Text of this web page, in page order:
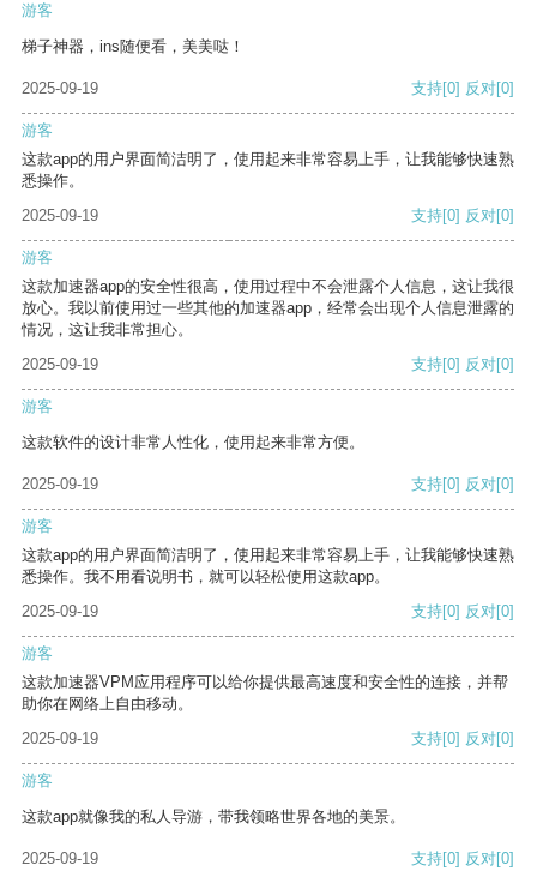
游客
梯子神器，ins随便看，美美哒！
2025-09-19 支持[0] 反对[0]
游客
这款app的用户界面简洁明了，使用起来非常容易上手，让我能够快速熟
悉操作。
2025-09-19
支持[0] 反对[0]
游客
这款加速器app的安全性很高，使用过程中不会泄露个人信息，这让我很
放心。我以前使用过一些其他的加速器app，经常会出现个人信息泄露的
情况，这让我非常担心。
2025-09-19
支持[0] 反对[0]
游客
这款软件的设计非常人性化，使用起来非常方便。
2025-09-19 支持[0] 反对[0]
游客
这款app的用户界面简洁明了，使用起来非常容易上手，让我能够快速熟
悉操作。我不用看说明书，就可以轻松使用这款app。
2025-09-19
支持[0] 反对[0]
游客
这款加速器VPM应用程序可以给你提供最高速度和安全性的连接，并帮
助你在网络上自由移动。
2025-09-19
支持[0] 反对[0]
游客
这款app就像我的私人导游，带我领略世界各地的美景。
2025-09-19 支持[0] 反对[0]